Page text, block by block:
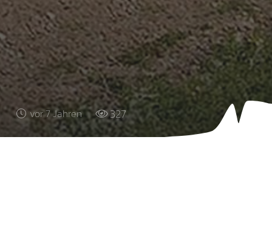
vor 7 Jahren 327